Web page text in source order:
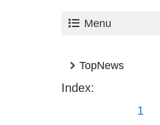
Menu
TopNews
Index:
1